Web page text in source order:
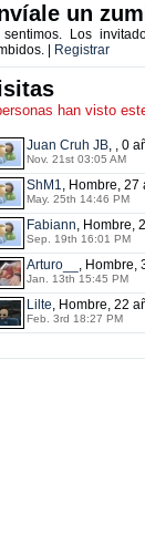
un
sentimos. Los
|
Registrar
han visto
Juan Cruh JB, , 0
Nov. 21st 03:05 AM
ShM1, Hombre, 27
May. 25th 14:46 PM
Fabiann, Hombre,
Sep. 19th 16:01 PM
Arturo__ , Hombre,
Jan. 13th 15:45 PM
Lilte, Hombre, 22
Feb. 3rd 18:27 PM